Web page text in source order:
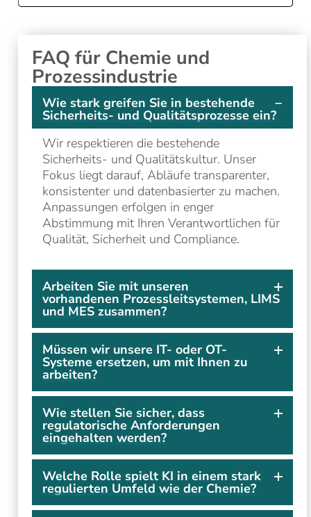
FAQ für Chemie und
Prozessindustrie
Wie stark greifen Sie in bestehende
Sicherheits- und Qualitätsprozesse ein?
Wir respektieren die bestehende
Sicherheits- und Qualitätskultur. Unser
Fokus liegt darauf, Abläufe transparenter,
konsistenter und datenbasierter zu machen.
Anpassungen erfolgen in enger
Abstimmung mit Ihren Verantwortlichen für
Qualität, Sicherheit und Compliance.
Arbeiten Sie mit unseren
vorhandenen Prozessleitsystemen, LIMS
und MES zusammen?
Müssen wir unsere IT- oder OT-
Systeme ersetzen, um mit Ihnen zu
arbeiten?
Wie stellen Sie sicher, dass
regulatorische Anforderungen
eingehalten werden?
Welche Rolle spielt KI in einem stark
regulierten Umfeld wie der Chemie?